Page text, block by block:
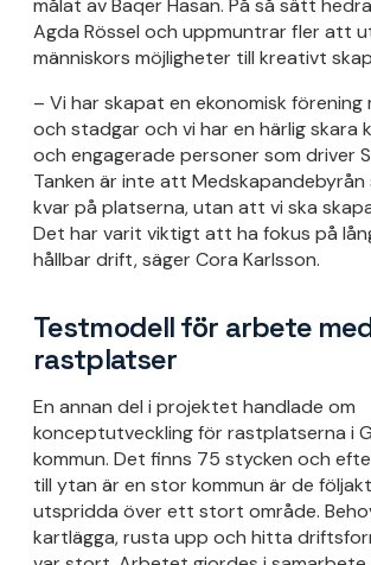
målat av Baqer Hasan. På så sätt
Agda Rössel och uppmuntrar fler att
människors möjligheter till kreativt
– Vi har skapat en ekonomisk förening
och stadgar och vi har en härlig skara
och engagerade personer som driver
Tanken är inte att Medskapandebyrån
kvar på platserna, utan att vi ska
Det har varit viktigt att ha fokus på
hållbar drift, säger Cora Karlsson.
Testmodell för arbete
rastplatser
En annan del i projektet handlade om
konceptutveckling för rastplatserna i
kommun. Det finns 75 stycken och
till ytan är en stor kommun är de
utspridda över ett stort område.
kartlägga, rusta upp och hitta